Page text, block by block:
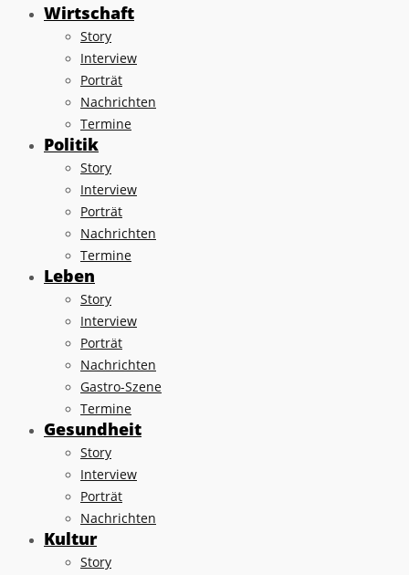
Wirtschaft
Story
Interview
Porträt
Nachrichten
Termine
Politik
Story
Interview
Porträt
Nachrichten
Termine
Leben
Story
Interview
Porträt
Nachrichten
Gastro-Szene
Termine
Gesundheit
Story
Interview
Porträt
Nachrichten
Kultur
Story